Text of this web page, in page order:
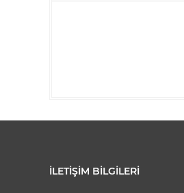
İLETIŞIM BILGILERI